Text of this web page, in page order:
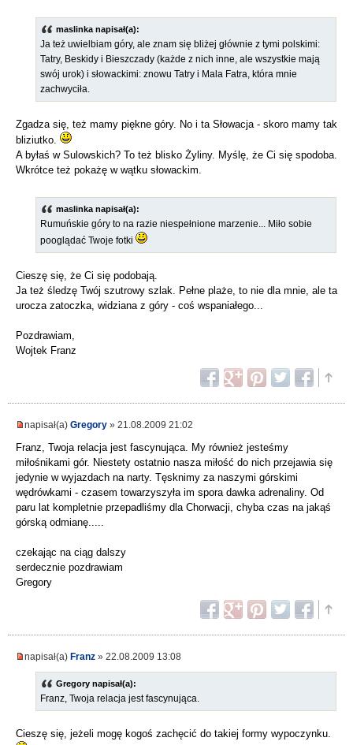
maslinka napisał(a):
Ja też uwielbiam góry, ale znam się bliżej głównie z tymi polskimi:
Tatry, Beskidy i Bieszczady (każde z nich inne, ale wszystkie mają
swój urok) i słowackimi: znowu Tatry i Mala Fatra, która mnie
zachwyciła.
Zgadza się, też mamy piękne góry. No i ta Słowacja - skoro mamy tak
bliziutko.
A byłaś w Sulowskich? To też blisko Żyliny. Myślę, że Ci się spodoba.
Wkrótce też pokażę w wątku słowackim.
maslinka napisał(a):
Rumuńskie góry to na razie niespełnione marzenie... Miło sobie
pooglądać Twoje fotki
Cieszę się, że Ci się podobają.
Ja też śledzę Twój szutrowy szlak. Pełne plaże, to nie dla mnie, ale ta
urocza zatoczka, widziana z góry - coś wspaniałego...
Pozdrawiam,
Wojtek Franz
napisał(a) Gregory » 21.08.2009 21:02
Franz, Twoja relacja jest fascynująca. My również jesteśmy
miłośnikami gór. Niestety ostatnio nasza miłość do nich przejawia się
jedynie w wyjazdach na narty. Tęsknimy za naszymi górskimi
wędrówkami - czasem towarzyszyła im spora dawka adrenaliny. Od
paru lat kompletnie przepadliśmy dla Chorwacji, chyba czas na jakąś
górską odmianę.....
czekając na ciąg dalszy
serdecznie pozdrawiam
Gregory
napisał(a) Franz » 22.08.2009 13:08
Gregory napisał(a):
Franz, Twoja relacja jest fascynująca.
Cieszę się, jeżeli mogę kogoś zachęcić do takiej formy wypoczynku.